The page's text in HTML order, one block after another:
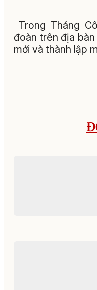
Trong Tháng
đoàn trên địa
mới và thành lập